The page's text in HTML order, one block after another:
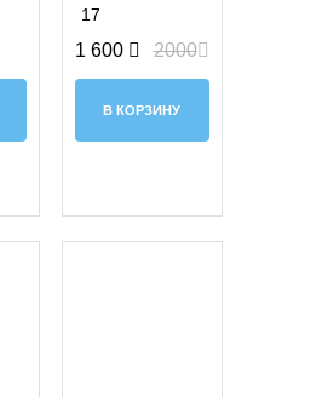
17
1 600 2000
В КОРЗИНУ